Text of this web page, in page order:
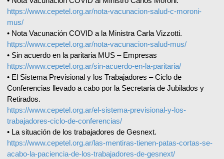
https://www.cepetel.org.ar/nota-vacunacion-salud-c-moroni-
mus/
• Nota Vacunación COVID a la Ministra Carla Vizzotti.
https://www.cepetel.org.ar/nota-vacunacion-salud-mus/
• Sin acuerdo en la paritaria MUS – Empresas
https://www.cepetel.org.ar/sin-acuerdo-en-la-paritaria/
• El Sistema Previsional y los Trabajadores – Ciclo de
Conferencias llevado a cabo por la Secretaria de Jubilados y
Retirados.
https://www.cepetel.org.ar/el-sistema-previsional-y-los-
trabajadores-ciclo-de-conferencias/
• La situación de los trabajadores de Gesnext.
https://www.cepetel.org.ar/las-mentiras-tienen-patas-cortas-se-
acabo-la-paciencia-de-los-trabajadores-de-gesnext/